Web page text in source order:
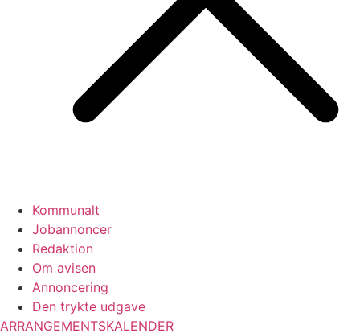
Kommunalt
Jobannoncer
Redaktion
Om avisen
Annoncering
Den trykte udgave
ARRANGEMENTSKALENDER